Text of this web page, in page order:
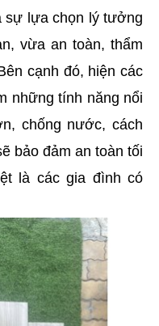
sự lựa chọn lý tưởng
vừa an toàn, thẩm
cạnh đó, hiện các
những tính năng nổi
chống nước, cách
bảo đảm an toàn tối
là các gia đình có